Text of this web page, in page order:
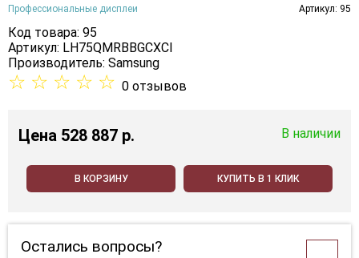
Профессиональные дисплеи Артикул: 95
Код товара: 95
Артикул: LH75QMRBBGCXCI
Производитель: Samsung
☆ ☆ ☆ ☆ ☆ 0 отзывов
Цена 528 887 p. В наличии
В КОРЗИНУ КУПИТЬ В 1 КЛИК
Остались вопросы?